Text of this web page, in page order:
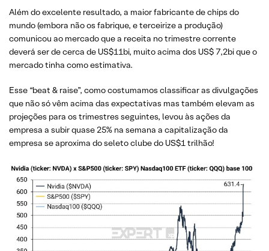
Além do excelente resultado, a maior fabricante de chips do
mundo (embora não os fabrique, e terceirize a produção)
comunicou ao mercado que a receita no trimestre corrente
deverá ser de cerca de US$11bi, muito acima dos US$ 7,2bi que o
mercado tinha como estimativa.
Esse “beat & raise”, como costumamos classificar as divulgações
que não só vêm acima das expectativas mas também elevam as
projeções para os trimestres seguintes, levou às ações da
empresa a subir quase 25% na semana a capitalização da
empresa se aproxima do seleto clube do US$1 trilhão!